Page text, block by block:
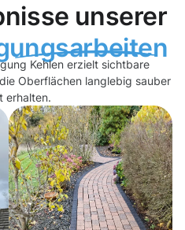
unserer
Kehlen erzielt sichtbare
Oberflächen langlebig sauber
erhalten.